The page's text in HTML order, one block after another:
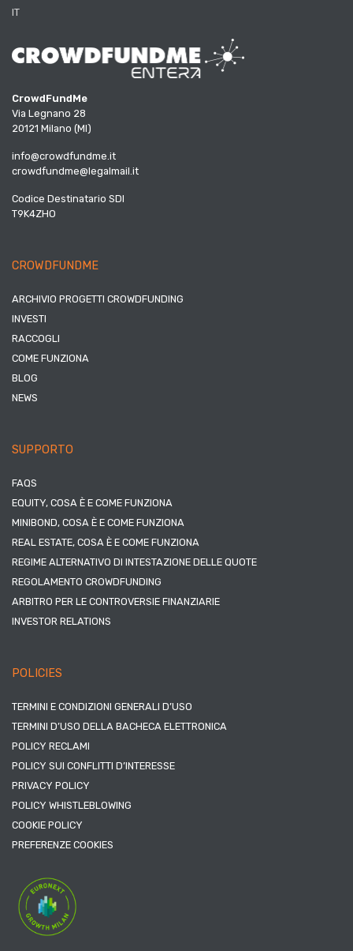
IT
CrowdFundMe
Via Legnano 28
20121 Milano (MI)
info@crowdfundme.it
crowdfundme@legalmail.it
Codice Destinatario SDI
T9K4ZHO
CROWDFUNDME
ARCHIVIO PROGETTI CROWDFUNDING
INVESTI
RACCOGLI
COME FUNZIONA
BLOG
NEWS
SUPPORTO
FAQS
EQUITY, COSA È E COME FUNZIONA
MINIBOND, COSA È E COME FUNZIONA
REAL ESTATE, COSA È E COME FUNZIONA
REGIME ALTERNATIVO DI INTESTAZIONE DELLE QUOTE
REGOLAMENTO CROWDFUNDING
ARBITRO PER LE CONTROVERSIE FINANZIARIE
INVESTOR RELATIONS
POLICIES
TERMINI E CONDIZIONI GENERALI D’USO
TERMINI D’USO DELLA BACHECA ELETTRONICA
POLICY RECLAMI
POLICY SUI CONFLITTI D’INTERESSE
PRIVACY POLICY
POLICY WHISTLEBLOWING
COOKIE POLICY
PREFERENZE COOKIES